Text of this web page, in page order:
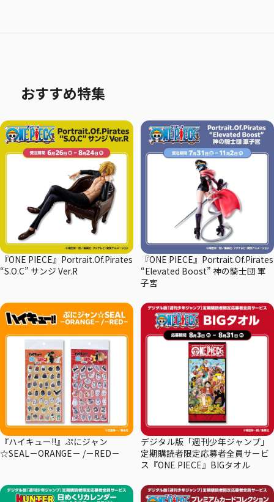
おすすめ特集
『ONE PIECE』Portrait.Of.Pirates
“S.O.C” サンジ Ver.R
『ONE PIECE』Portrait.Of.Pirates
“Elevated Boost” 神の騎士団 軍
子宮
『ハイキュー!!』ぷにジャン
☆SEAL－ORANGE－ /－RED－
デジタル版「週刊少年ジャンプ」
定期購読者限定応募者全員サービ
ス『ONE PIECE』BIGタオル